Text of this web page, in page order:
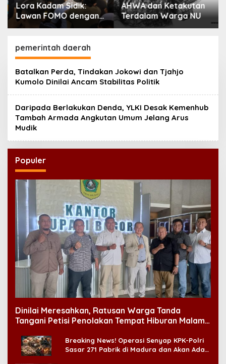
Lora Kadam Sidik:
Lawan FOMO dengan
Kembali kepada
AHWA dan Ketakutan
Terdalam Warga NU
pemerintah daerah
Batalkan Perda, Tindakan Jokowi dan Tjahjo
Kumolo Dinilai Ancam Stabilitas Politik
Daripada Berlakukan Denda, YLKI Desak Kemenhub
Tambah Armada Angkutan Umum Jelang Arus
Mudik
Populer
Dinilai Meresahkan, Ratusan Warga Tanda
Tangani Petisi Penolakan Tempat Hiburan Malam
Breaking News! Operasi Senyap KPK-Polri
Sasar 271 Pabrik di Madura dan Akan Ada